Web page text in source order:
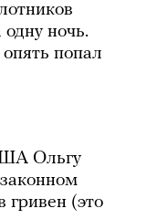
ночь.
попал
Ольгу
гривен (это